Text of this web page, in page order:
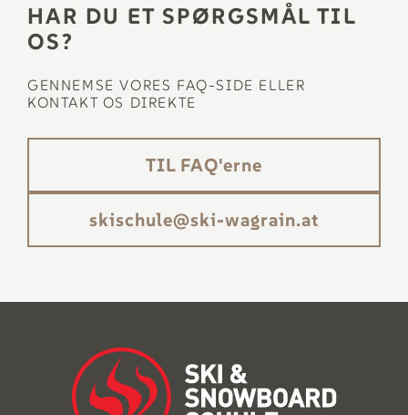
HAR DU ET SPØRGSMÅL TIL
OS?
GENNEMSE VORES FAQ-SIDE ELLER
KONTAKT OS DIREKTE
TIL FAQ'erne
ta.niargaw-iks@eluhcsiks